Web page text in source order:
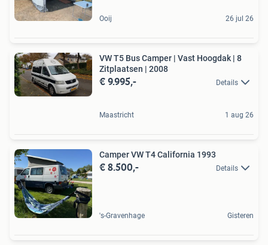
Ooij 26 jul 26
VW T5 Bus Camper | Vast Hoogdak | 8
Zitplaatsen | 2008
€ 9.995,- Details
Maastricht 1 aug 26
Camper VW T4 California 1993
€ 8.500,- Details
's-Gravenhage Gisteren